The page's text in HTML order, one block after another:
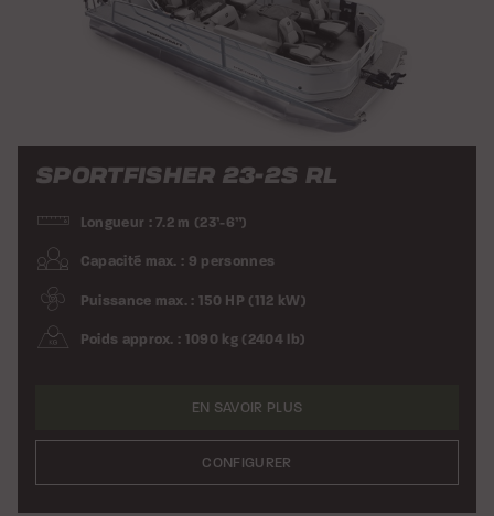
SPORTFISHER 23-2S RL
Longueur : 7.2 m (23’-6”)
Capacité max. : 9 personnes
Puissance max. : 150 HP (112 kW)
Poids approx. : 1090 kg (2404 lb)
EN SAVOIR PLUS
CONFIGURER